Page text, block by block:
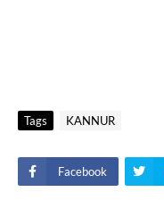
Tags KANNUR
Facebook